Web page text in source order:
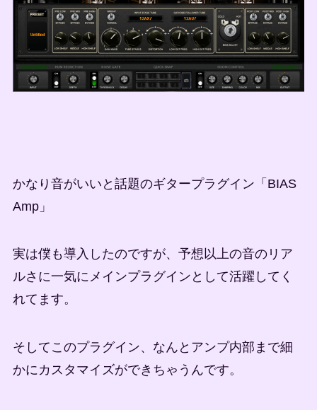
かなり音がいいと話題のギタープラグイン「BIAS
Amp」
実は僕も導入したのですが、予想以上の音のリア
ルさに一気にメインプラグインとして活躍してく
れてます。
そしてこのプラグイン、なんとアンプ内部まで細
かにカスタマイズができちゃうんです。